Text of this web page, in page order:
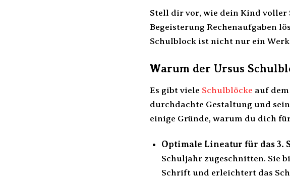
Stell dir vor, wie dein Kind voller
Begeisterung Rechenaufgaben
Schulblock ist nicht nur ein
Warum der Ursus
Es gibt viele Schulblöcke auf
durchdachte Gestaltung und
einige Gründe, warum du dich
Optimale Lineatur für das 3.
Schuljahr zugeschnitten. Sie
Schrift und erleichtert das